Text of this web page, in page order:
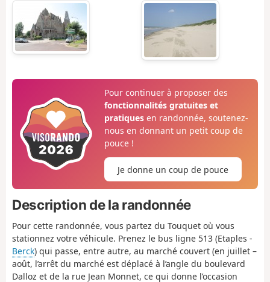
Pour continuer à proposer des
fonctionnalités gratuites et
pratiquesen randonnée, soutenez-
nous en donnant un petit coup de
pouce !
Je donne un coup de pouce
Description de la randonnée
Pour cette randonnée, vous partez du Touquet où vous
stationnez votre véhicule. Prenez le bus ligne 513 (Etaples -
Berck) qui passe, entre autre, au marché couvert (en juillet –
août, l’arrêt du marché est déplacé à l’angle du boulevard
Dalloz et de la rue Jean Monnet, ce qui donne l’occasion